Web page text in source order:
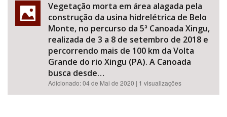
Vegetação morta em área alagada pela
construção da usina hidrelétrica de Belo
Monte, no percurso da 5ª Canoada Xingu,
realizada de 3 a 8 de setembro de 2018 e
percorrendo mais de 100 km da Volta
Grande do rio Xingu (PA). A Canoada
busca desde…
Adicionado:04 de Mai de 2020 | 1 visualizações